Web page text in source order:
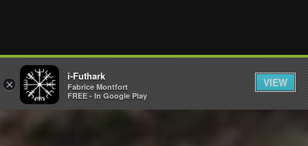
×
i-Futhark
Fabrice Montfort
FREE - In Google Play
VIEW